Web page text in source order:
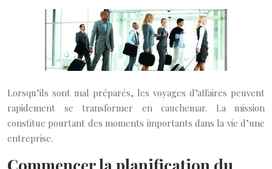
Lorsqu’ils sont mal préparés, les voyages d’affaires peuvent
rapidement se transformer en cauchemar. La mission
constitue pourtant des moments importants dans la vie d’une
entreprise.